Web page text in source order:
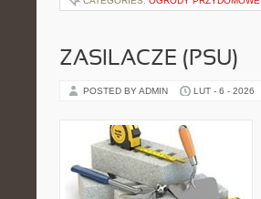
ZASILACZE (PSU)
POSTED BY ADMIN LUT - 6 - 2026